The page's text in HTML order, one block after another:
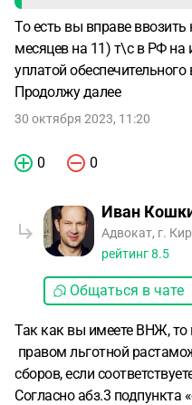
То есть вы вправе
месяцев на 11) т\с в РФ на
уплатой обеспечительного
Продолжу далее
30 октября 2023, 11:20
0 0
Иван
Адвокат, г.
рейтинг8.5
Общаться в чате
Так как вы имеете ВНЖ,
правом льготной
сборов, если
Согласно абз.3